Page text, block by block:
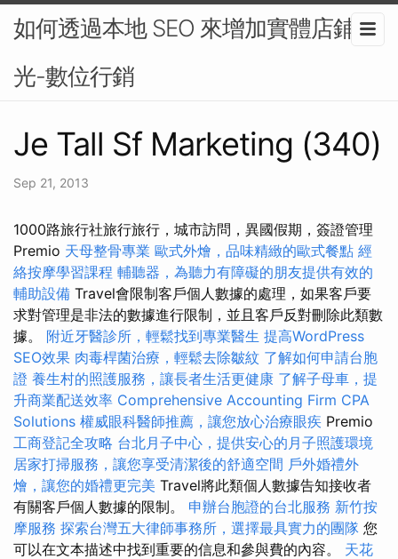
如何透過本地 SEO 來增加實體店鋪曝
光-數位行銷
Je Tall Sf Marketing (340)
Sep 21, 2013
1000路旅行社旅行旅行，城市訪問，異國假期，簽證管理
Premio 天母整骨專業 歐式外燴，品味精緻的歐式餐點 經
絡按摩學習課程 輔聽器，為聽力有障礙的朋友提供有效的
輔助設備 Travel會限制客戶個人數據的處理，如果客戶要
求對管理是非法的數據進行限制，並且客戶反對刪除此類數
據。 附近牙醫診所，輕鬆找到專業醫生 提高WordPress
SEO效果 肉毒桿菌治療，輕鬆去除皺紋 了解如何申請台胞
證 養生村的照護服務，讓長者生活更健康 了解子母車，提
升商業配送效率 Comprehensive Accounting Firm CPA
Solutions 權威眼科醫師推薦，讓您放心治療眼疾 Premio
工商登記全攻略 台北月子中心，提供安心的月子照護環境
居家打掃服務，讓您享受清潔後的舒適空間 戶外婚禮外
燴，讓您的婚禮更完美 Travel將此類個人數據告知接收者
有關客戶個人數據的限制。 申辦台胞證的台北服務 新竹按
摩服務 探索台灣五大律師事務所，選擇最具實力的團隊 您
可以在文本描述中找到重要的信息和參與費的內容。 天花